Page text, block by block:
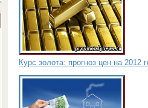
Курс золота: прогноз цен на 2012